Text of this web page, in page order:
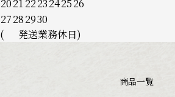
カート 0
2021 2223242526
27282930
(
発送業務休日)
商品一覧